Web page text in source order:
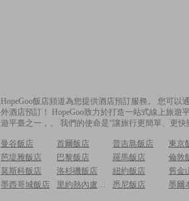
HopeGoo飯店頻道為您提供酒店預訂服務。 您可
外酒店預訂！ HopeGoo致力於打造一站式線上旅
遊平臺之一，。 我們的使命是“讓旅行更簡單、更
曼谷飯店 首爾飯店 普吉島飯店
東京
芭堤雅飯店
巴黎飯店 羅馬飯店
倫敦
莫斯科飯店
洛杉磯飯店 紐約飯店
舊金
墨西哥城飯店
里約熱內盧飯店 悉尼飯店 墨爾